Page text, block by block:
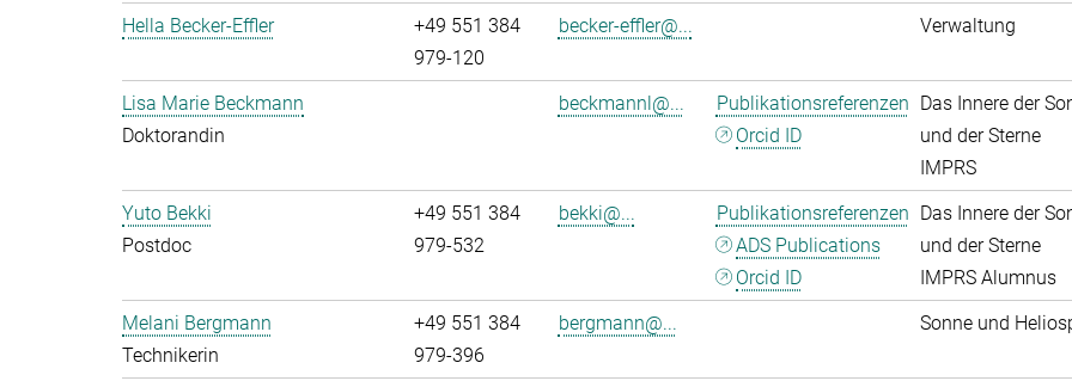
Hella Becker-Effler
+49 551 384
979-120
becker-effler@... Verwaltung
Lisa Marie Beckmann
Doktorandin
beckmannl@...
Publikationsreferenzen
Orcid ID
Das Innere der
und der Sterne
IMPRS
Yuto Bekki
Postdoc
+49 551 384
979-532
bekki@...
Publikationsreferenzen
ADS Publications
Orcid ID
Das Innere der
und der Sterne
IMPRS Alumnus
Melani Bergmann
Technikerin
+49 551 384
979-396
bergmann@... Sonne und